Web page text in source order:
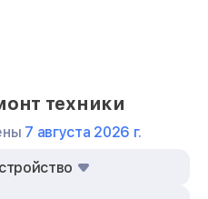
техники
7 августа 2026 г.